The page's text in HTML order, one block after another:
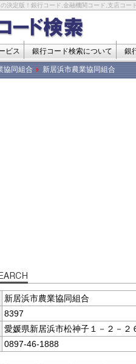
決定版！銀行コード,金融機関コード,支店コー
ビス 銀行コード検索について 銀
協同組合 新居浜市農業協同組合
新居浜市農業協同組合
8397
愛媛県新居浜市松神子１－２－２
0897-46-1888